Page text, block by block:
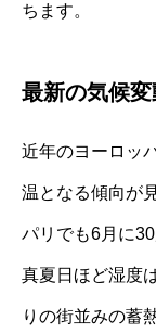
ちます。
最新の気候
近年のヨーロッ
温となる傾向が
パリでも6月に
真夏日ほど湿度
りの街並みの蓄